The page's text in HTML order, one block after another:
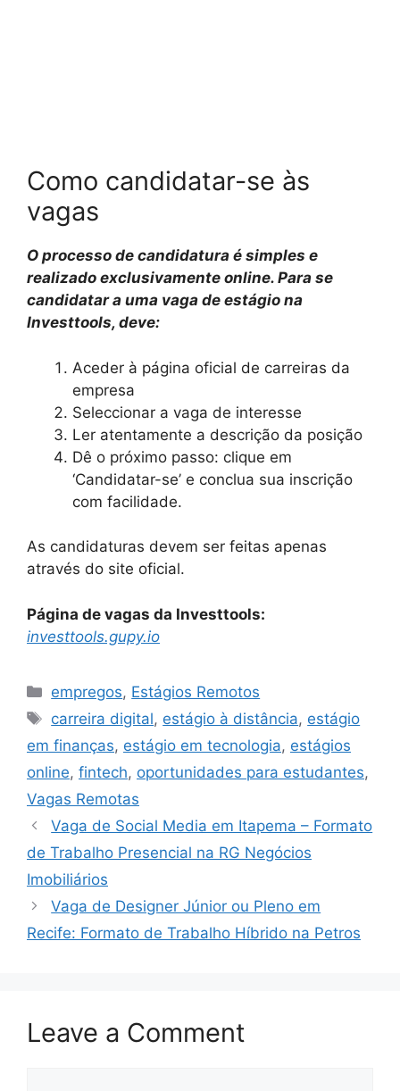
Como candidatar-se às
vagas
O processo de candidatura é simples e
realizado exclusivamente online. Para se
candidatar a uma vaga de estágio na
Investtools, deve:
Aceder à página oficial de carreiras da
empresa
Seleccionar a vaga de interesse
Ler atentamente a descrição da posição
Dê o próximo passo: clique em
‘Candidatar-se’ e conclua sua inscrição
com facilidade.
As candidaturas devem ser feitas apenas
através do site oficial.
Página de vagas da Investtools:
investtools.gupy.io
Categories
empregos, Estágios Remotos
Tags
carreira digital, estágio à distância, estágio
em finanças, estágio em tecnologia, estágios
online, fintech, oportunidades para estudantes,
Vagas Remotas
Vaga de Social Media em Itapema – Formato
de Trabalho Presencial na RG Negócios
Imobiliários
Vaga de Designer Júnior ou Pleno em
Recife: Formato de Trabalho Híbrido na Petros
Leave a Comment